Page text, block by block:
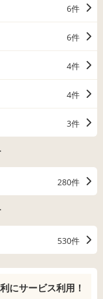
6件
6件
4件
4件
3件
280件
530件
にサービス利用！